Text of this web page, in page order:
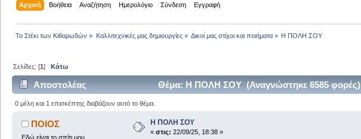
Αρχική Βοήθεια Αναζήτηση Ημερολόγιο Σύνδεση Εγγραφή
Το Στέκι των Κιθαρωδών » Καλλιτεχνικές μας δημιουργίες» Δικοί μας στίχοι και ποιήματα» Η ΠΟΛΗ ΣΟΥ
Σελίδες: [1]Κάτω
Αποστολέας Θέμα: Η ΠΟΛΗ ΣΟΥ (Αναγνώστηκε 6585 φορές)
0 μέλη και 1 επισκέπτης διαβάζουν αυτό το θέμα.
ΠΟΙΟΣ
Εδώ είναι το σπίτι μου
Η ΠΟΛΗ ΣΟΥ
« στις: 22/09/25, 18:38 »